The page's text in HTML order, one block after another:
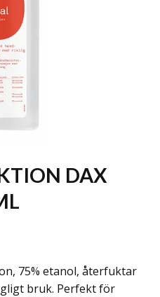
DAX
75% etanol, återfuktar
bruk. Perfekt för